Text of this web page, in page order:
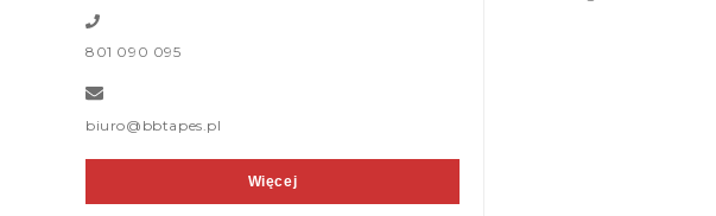
801 090 095
biuro@bbtapes.pl
Więcej